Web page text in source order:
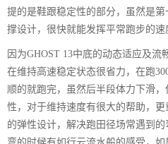
提的是鞋跟稳定性的部分，虽然是
撑设计，很快就能发挥平常跑步的速
因为GHOST 13中底的动态适应及流
在维持高速稳定状态很省力，在跑
顺的就跑完，虽然后半段体力下滑
性，对于维持速度有很大的帮助，
的弹性设计，解决跑田径场常遇到